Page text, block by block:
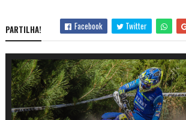
PARTILHA! Facebook Twitter